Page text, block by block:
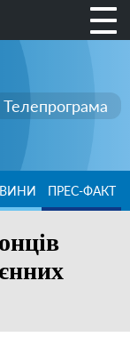
Телепрограма
ПРЕС-ФАКТ